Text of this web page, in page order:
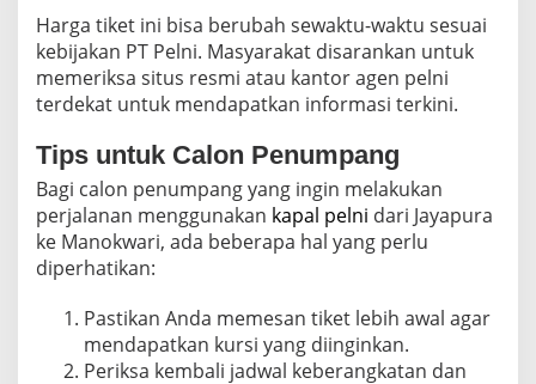
Harga tiket ini bisa berubah sewaktu-waktu sesuai
kebijakan PT Pelni. Masyarakat disarankan untuk
memeriksa situs resmi atau kantor agen pelni
terdekat untuk mendapatkan informasi terkini.
Tips untuk Calon Penumpang
Bagi calon penumpang yang ingin melakukan
perjalanan menggunakan kapal pelni dari Jayapura
ke Manokwari, ada beberapa hal yang perlu
diperhatikan:
Pastikan Anda memesan tiket lebih awal agar
mendapatkan kursi yang diinginkan.
Periksa kembali jadwal keberangkatan dan